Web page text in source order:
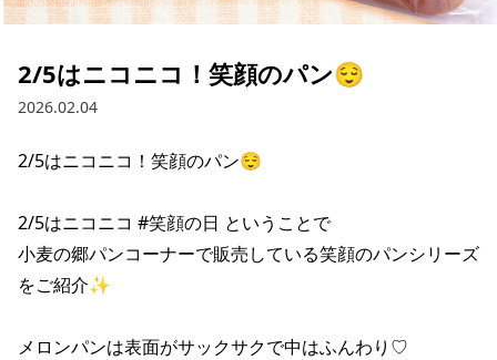
2/5はニコニコ！笑顔のパン😌
2026.02.04
2/5はニコニコ！笑顔のパン😌
2/5はニコニコ #笑顔の日 ということで
小麦の郷パンコーナーで販売している笑顔のパンシリーズ
をご紹介✨
メロンパンは表面がサックサクで中はふんわり♡